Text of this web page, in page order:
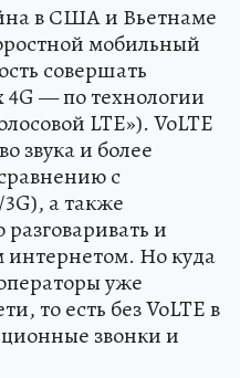
в США и Вьетнаме
мобильный
совершать
4G — по технологии
LTE»). VoLTE
звука и более
с
а также
и
интернетом. Но куда
уже
то есть без VoLTE в
звонки и